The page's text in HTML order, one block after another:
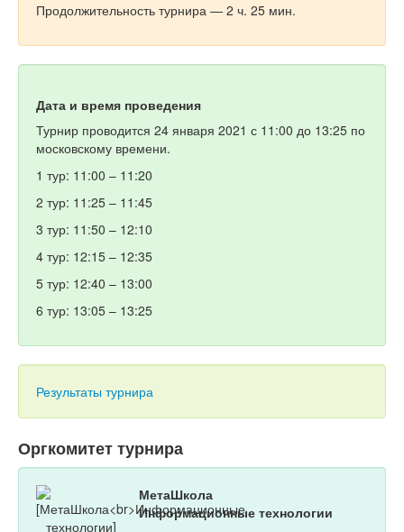
Продолжительность турнира — 2 ч. 25 мин.
Дата и время проведения
Турнир проводится 24 января 2021 с 11:00 до 13:25 по
московскому времени.
1 тур: 11:00 – 11:20
2 тур: 11:25 – 11:45
3 тур: 11:50 – 12:10
4 тур: 12:15 – 12:35
5 тур: 12:40 – 13:00
6 тур: 13:05 – 13:25
Результаты турнира
Оргкомитет турнира
МетаШкола
Информационные технологии